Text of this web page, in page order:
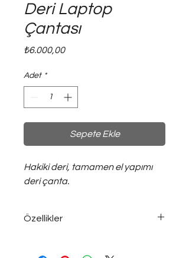
Deri Laptop
Çantası
₺6.000,00Fiyat
Adet *
Sepete Ekle
Hakiki deri, tamamen el yapımı
deri çanta.
Özellikler